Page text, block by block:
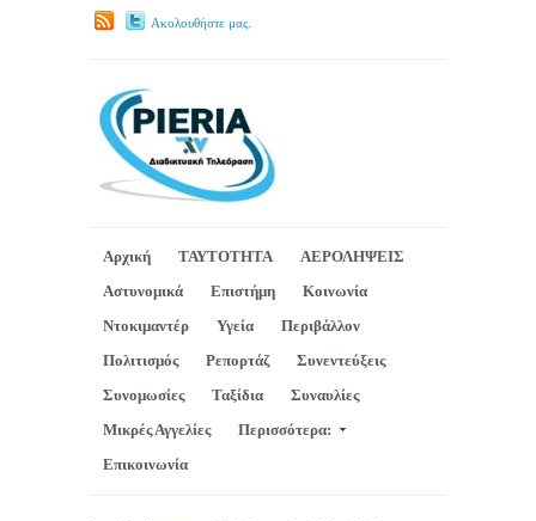
Ακολουθήστε μας.
Αρχική ΤΑΥΤΟΤΗΤΑ
ΑΕΡΟΛΗΨΕΙΣ
Αστυνομικά
Επιστήμη
Κοινωνία
Ντοκιμαντέρ
Υγεία
Περιβάλλον
Πολιτισμός
Ρεπορτάζ
Συνεντεύξεις
Συνομωσίες
Ταξίδια
Συναυλίες
Μικρές Αγγελίες
Περισσότερα:
Επικοινωνία